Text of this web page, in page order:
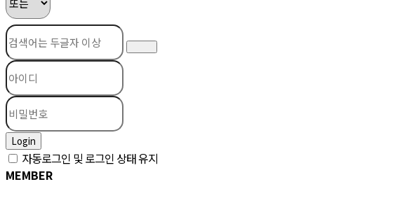
Login
자동로그인 및 로그인 상태 유지
MEMBER